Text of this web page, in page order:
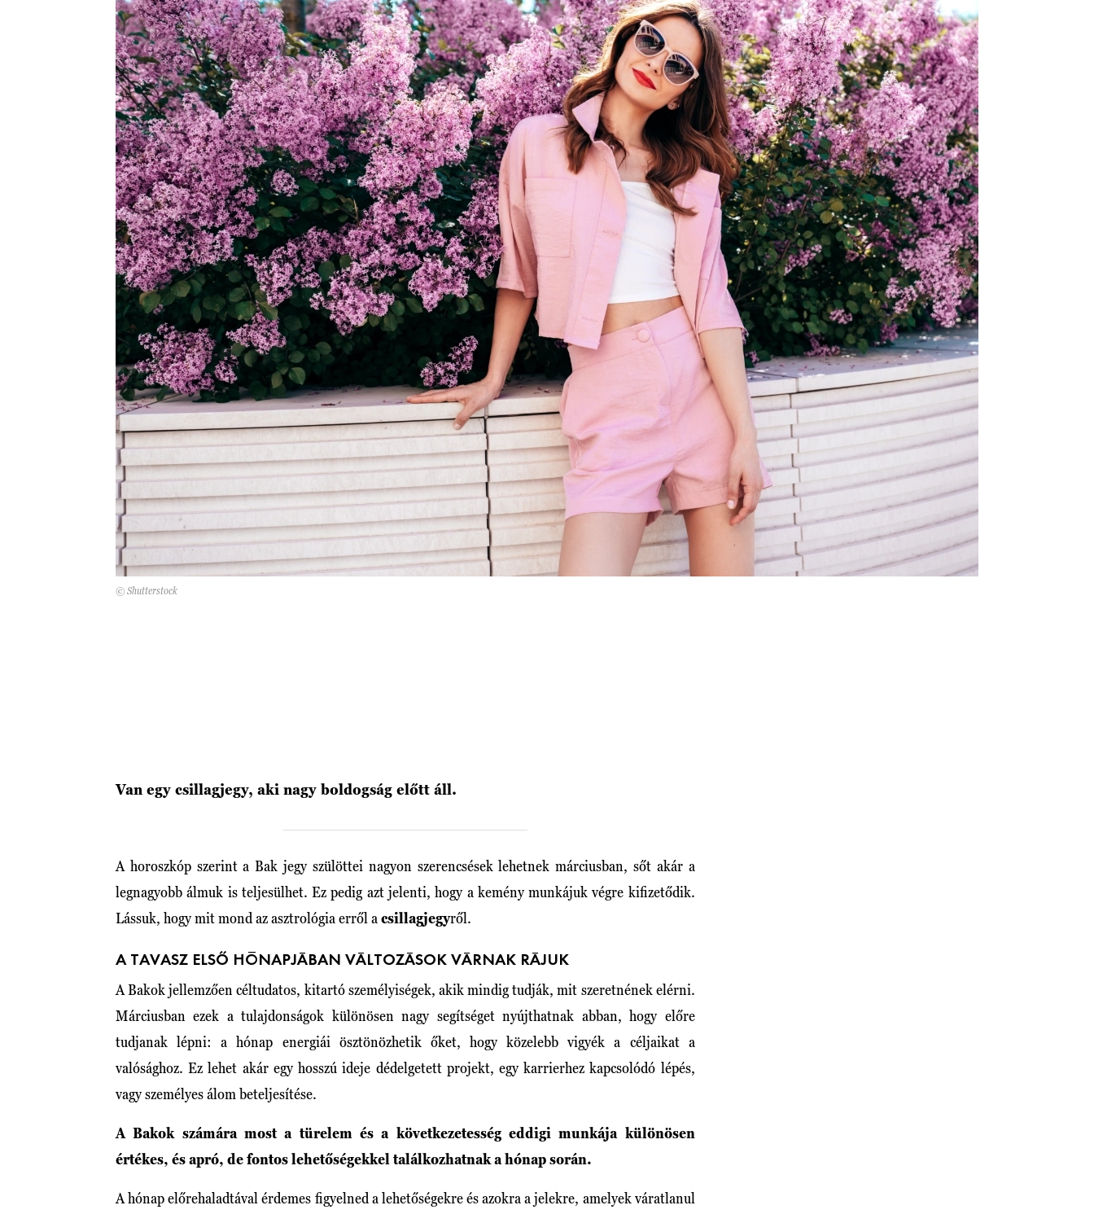
© Shutterstock
Van egy csillagjegy, aki nagy boldogság előtt áll.
A horoszkóp szerint a Bak jegy szülöttei nagyon szerencsések lehetnek márciusban, sőt akár a
legnagyobb álmuk is teljesülhet. Ez pedig azt jelenti, hogy a kemény munkájuk végre kifizetődik.
Lássuk, hogy mit mond az asztrológia erről a csillagjegyről.
A TAVASZ ELSŐ HÓNAPJÁBAN VÁLTOZÁSOK VÁRNAK RÁJUK
A Bakok jellemzően céltudatos, kitartó személyiségek, akik mindig tudják, mit szeretnének elérni.
Márciusban ezek a tulajdonságok különösen nagy segítséget nyújthatnak abban, hogy előre
tudjanak lépni: a hónap energiái ösztönözhetik őket, hogy közelebb vigyék a céljaikat a
valósághoz. Ez lehet akár egy hosszú ideje dédelgetett projekt, egy karrierhez kapcsolódó lépés,
vagy személyes álom beteljesítése.
A Bakok számára most a türelem és a következetesség eddigi munkája különösen
értékes, és apró, de fontos lehetőségekkel találkozhatnak a hónap során.
A hónap előrehaladtával érdemes figyelned a lehetőségekre és azokra a jelekre, amelyek váratlanul